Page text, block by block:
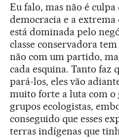
Eu falo, mas não é
democracia e a
está dominada pelo
classe conservadora
não com um partido,
cada esquina. Tanto faz
pará-los, eles vão
muito forte a luta com o
grupos ecologistas,
conseguido que esses
terras indígenas que